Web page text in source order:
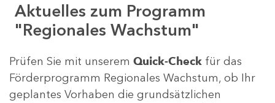
Aktuelles zum Programm
"Regionales Wachstum"
Prüfen Sie mit unserem Quick-Check für das
Förderprogramm Regionales Wachstum, ob Ihr
geplantes Vorhaben die grundsätzlichen